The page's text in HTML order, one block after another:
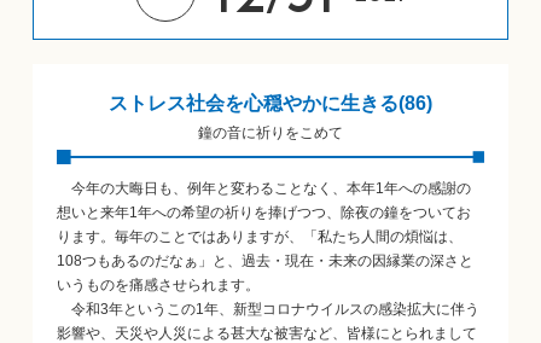
ストレス社会を心穏やかに生きる(86)
鐘の音に祈りをこめて
今年の大晦日も、例年と変わることなく、本年1年への感謝の
想いと来年1年への希望の祈りを捧げつつ、除夜の鐘をついてお
ります。毎年のことではありますが、「私たち人間の煩悩は、
108つもあるのだなぁ」と、過去・現在・未来の因縁業の深さと
いうものを痛感させられます。
令和3年というこの1年、新型コロナウイルスの感染拡大に伴う
影響や、天災や人災による甚大な被害など、皆様にとられまして